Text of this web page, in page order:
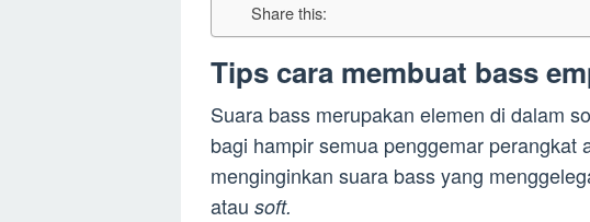
Share this:
Tips cara membuat bass
Suara bass merupakan elemen di dalam
bagi hampir semua penggemar perangkat
menginginkan suara bass yang
atau soft.